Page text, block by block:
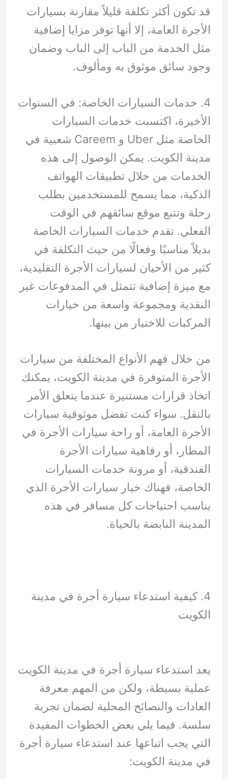
قد تكون أكثر تكلفة قليلاً مقارنة بسيارات
الأجرة العامة، إلا أنها توفر مزايا إضافية
مثل الخدمة من الباب إلى الباب وضمان
وجود سائق موثوق به ومألوف.
4. خدمات السيارات الخاصة: في السنوات
الأخيرة، اكتسبت خدمات السيارات
الخاصة مثل Uber و Careem شعبية في
مدينة الكويت. يمكن الوصول إلى هذه
الخدمات من خلال تطبيقات الهواتف
الذكية، مما يسمح للمستخدمين بطلب
رحلة وتتبع موقع سائقهم في الوقت
الفعلي. تقدم خدمات السيارات الخاصة
بديلاً مناسبًا وفعالًا من حيث التكلفة في
كثير من الأحيان لسيارات الأجرة التقليدية،
مع ميزة إضافية تتمثل في المدفوعات غير
النقدية ومجموعة واسعة من خيارات
المركبات للاختيار من بينها.
من خلال فهم الأنواع المختلفة من سيارات
الأجرة المتوفرة في مدينة الكويت، يمكنك
اتخاذ قرارات مستنيرة عندما يتعلق الأمر
بالنقل. سواء كنت تفضل موثوقية سيارات
الأجرة العامة، أو راحة سيارات الأجرة في
المطار، أو رفاهية سيارات الأجرة
الفندقية، أو مرونة خدمات السيارات
الخاصة، فهناك خيار سيارات الأجرة الذي
يناسب احتياجات كل مسافر في هذه
المدينة النابضة بالحياة.
4. كيفية استدعاء سيارة أجرة في مدينة
الكويت
يعد استدعاء سيارة أجرة في مدينة الكويت
عملية بسيطة، ولكن من المهم معرفة
العادات والنصائح المحلية لضمان تجربة
سلسة. فيما يلي بعض الخطوات المفيدة
التي يجب اتباعها عند استدعاء سيارة أجرة
في مدينة الكويت: